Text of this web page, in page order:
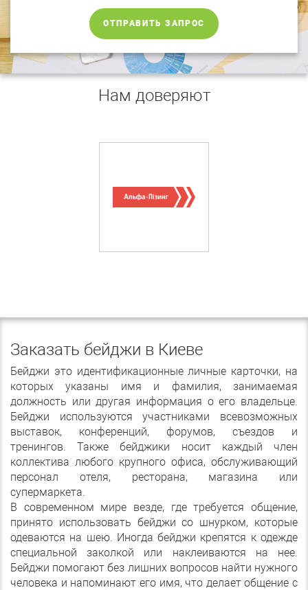
ОТПРАВИТЬ ЗАПРОС
Нам доверяют
Заказать бейджи в Киеве
Бейджи это идентификационные личные карточки, на
которых указаны имя и фамилия, занимаемая
должность или другая информация о его владельце.
Бейджи используются участниками всевозможных
выставок, конференций, форумов, съездов и
тренингов. Также бейджики носит каждый член
коллектива любого крупного офиса, обслуживающий
персонал отеля, ресторана, магазина или
супермаркета.
В современном мире везде, где требуется общение,
принято использовать бейджи со шнурком, которые
одеваются на шею. Иногда бейджи крепятся к одежде
специальной заколкой или наклеиваются на нее.
Бейджи помогают без лишних вопросов найти нужного
человека и напоминают его имя, что делает общение с